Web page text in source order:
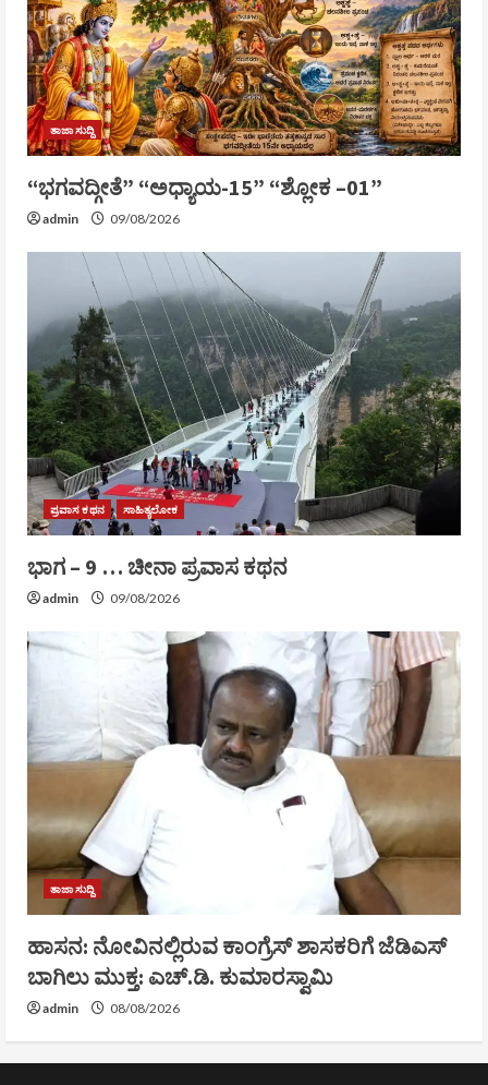
ತಾಜಾ ಸುದ್ದಿ
“ಭಗವದ್ಗೀತೆ” “ಅಧ್ಯಾಯ-15” “ಶ್ಲೋಕ –01”
admin 09/08/2026
ಪ್ರವಾಸ ಕಥನ ಸಾಹಿತ್ಯಲೋಕ
ಭಾಗ – 9 … ಚೀನಾ ಪ್ರವಾಸ ಕಥನ
admin 09/08/2026
ತಾಜಾ ಸುದ್ದಿ
ಹಾಸನ: ನೋವಿನಲ್ಲಿರುವ ಕಾಂಗ್ರೆಸ್‌ ಶಾಸಕರಿಗೆ ಜೆಡಿಎಸ್‌
ಬಾಗಿಲು ಮುಕ್ತ: ಎಚ್.ಡಿ. ಕುಮಾರಸ್ವಾಮಿ
admin 08/08/2026